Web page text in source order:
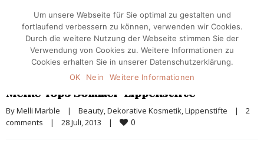
Meine Top3 Sommer-Lippenstifte
By Melli Marble | Beauty, Dekorative Kosmetik, Lippenstifte |
2
comments
| 28 Juli, 2013 | 0
Um unsere Webseite für Sie optimal zu gestalten und
fortlaufend verbessern zu können, verwenden wir Cookies.
Durch die weitere Nutzung der Webseite stimmen Sie der
Verwendung von Cookies zu. Weitere Informationen zu
Cookies erhalten Sie in unserer Datenschutzerklärung.
OK
Nein Weitere Informationen